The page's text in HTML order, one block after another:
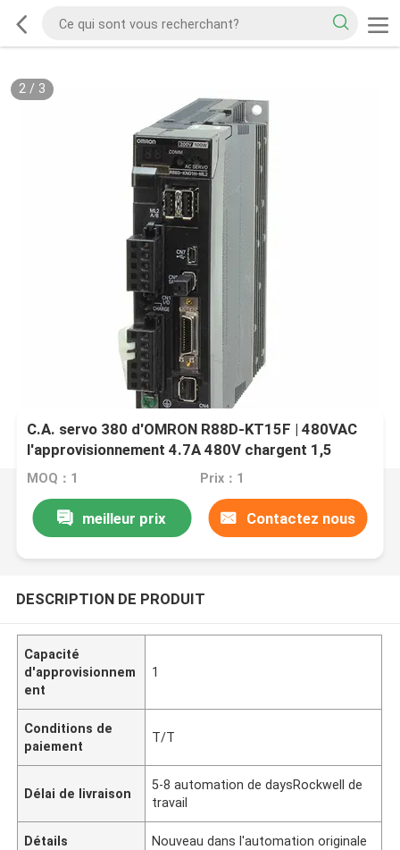
2/ 3
C.A. servo 380 d'OMRON R88D-KT15F | 480VAC
l'approvisionnement 4.7A 480V chargent 1,5
kilowatts 4.7A
MOQ：1 Prix：1
meilleur prix Contactez nous
DESCRIPTION DE PRODUIT
Capacité
d'approvisionnem
ent
1
Conditions de
paiement
T/T
Délai de livraison
5-8 automation de daysRockwell de
travail
Détails
Nouveau dans l'automation originale